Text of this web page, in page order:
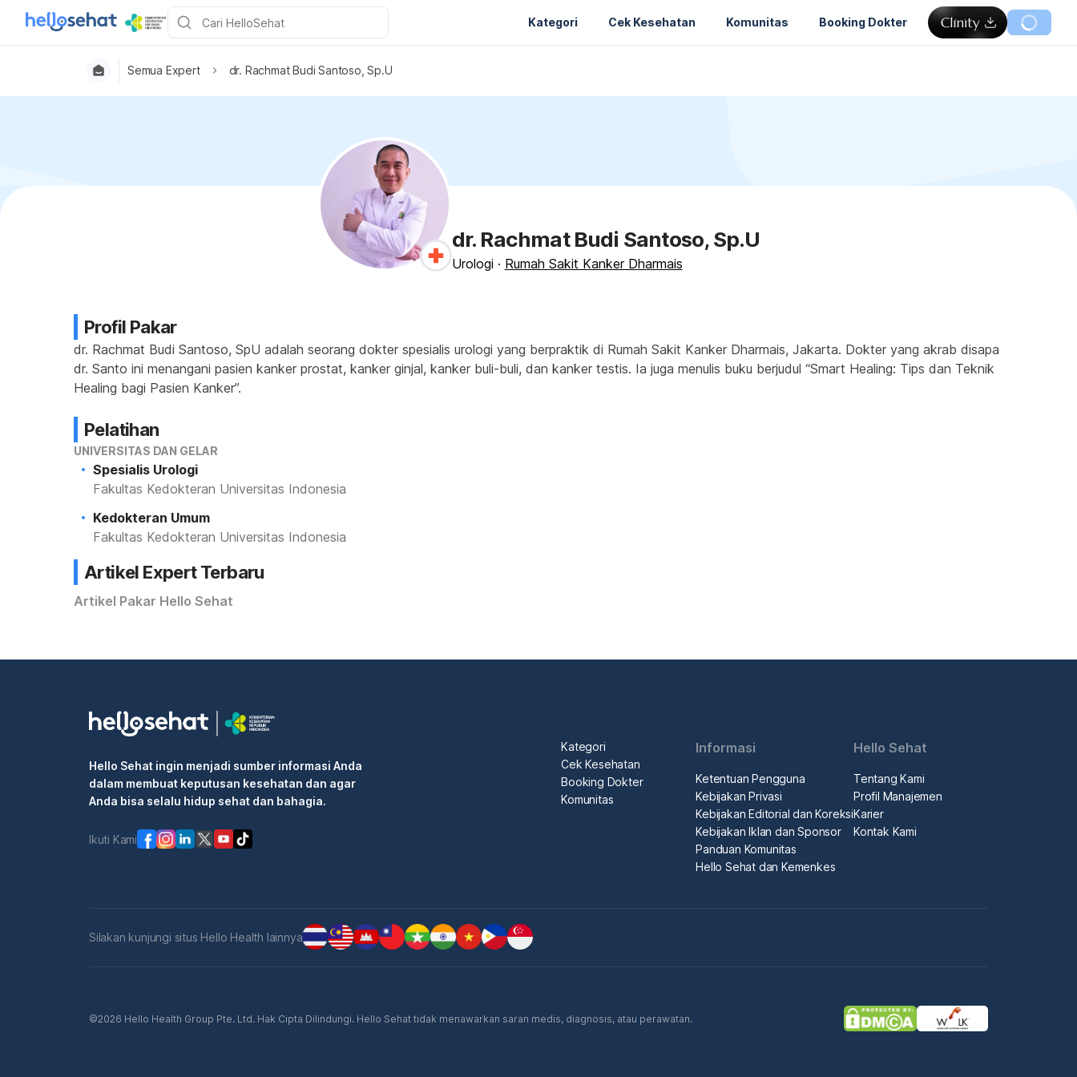
Kategori Cek Kesehatan Komunitas Booking Dokter
Semua Expert dr. Rachmat Budi Santoso, Sp.U
dr. Rachmat Budi Santoso, Sp.U
Urologi · Rumah Sakit Kanker Dharmais
Profil Pakar
dr. Rachmat Budi Santoso, SpU adalah seorang dokter spesialis urologi yang berpraktik di Rumah Sakit Kanker Dharmais, Jakarta. Dokter yang akrab disapa
dr. Santo ini menangani pasien kanker prostat, kanker ginjal, kanker buli-buli, dan kanker testis. Ia juga menulis buku berjudul “Smart Healing: Tips dan Teknik
Healing bagi Pasien Kanker”.
Pelatihan
UNIVERSITAS DAN GELAR
Spesialis Urologi
Fakultas Kedokteran Universitas Indonesia
Kedokteran Umum
Fakultas Kedokteran Universitas Indonesia
Artikel Expert Terbaru
Artikel Pakar Hello Sehat
Hello Sehat ingin menjadi sumber informasi Anda
dalam membuat keputusan kesehatan dan agar
Anda bisa selalu hidup sehat dan bahagia.
Ikuti Kami
Kategori
Cek Kesehatan
Booking Dokter
Komunitas
Informasi
Ketentuan Pengguna
Kebijakan Privasi
Kebijakan Editorial dan Koreksi
Kebijakan Iklan dan Sponsor
Panduan Komunitas
Hello Sehat dan Kemenkes
Hello Sehat
Tentang Kami
Profil Manajemen
Karier
Kontak Kami
Silakan kunjungi situs Hello Health lainnya
©2026 Hello Health Group Pte. Ltd. Hak Cipta Dilindungi. Hello Sehat tidak menawarkan saran medis, diagnosis, atau perawatan.